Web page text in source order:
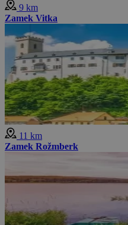
9 km
Zamek Vitka
11 km
Zamek Rožmberk